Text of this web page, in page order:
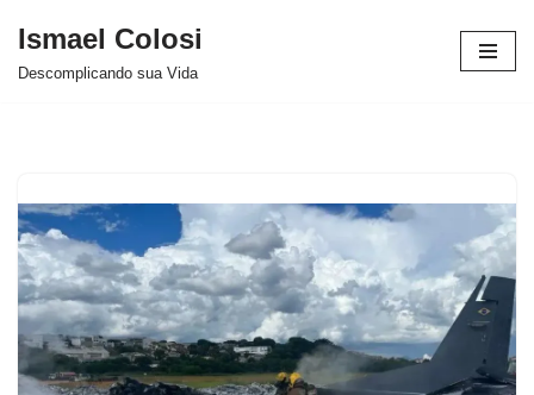
Avançar
Ismael Colosi
Descomplicando sua Vida